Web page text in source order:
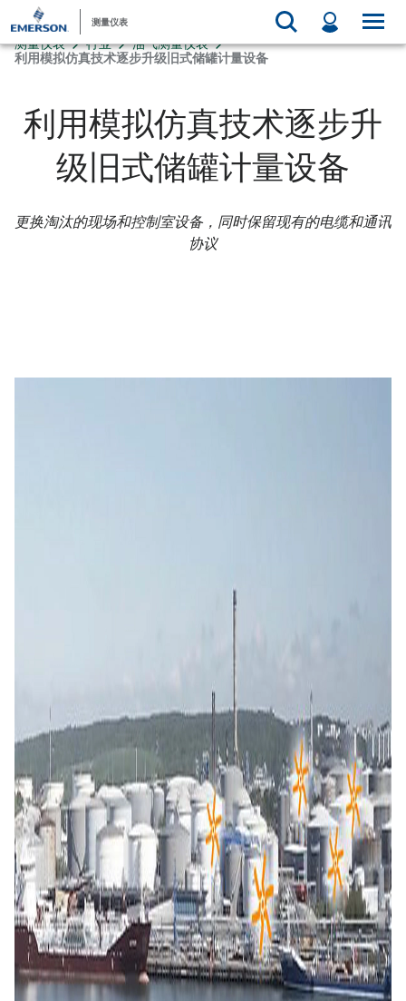
测量仪表
测量仪表 行业
油气测量仪表
利用模拟仿真技术逐步升级旧式储罐计量设备
利用模拟仿真技术逐步升
级旧式储罐计量设备
更换淘汰的现场和控制室设备，同时保留现有的电缆和通讯
协议